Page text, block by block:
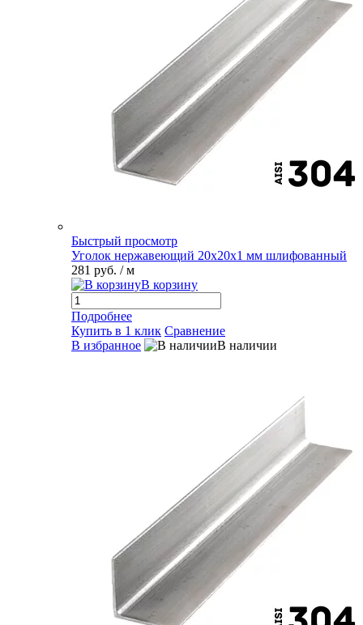
Быстрый просмотр
Уголок нержавеющий 20х20х1 мм шлифованный
281 руб. / м
В корзину
Подробнее
Купить в 1 клик Сравнение
В избранное
В наличии